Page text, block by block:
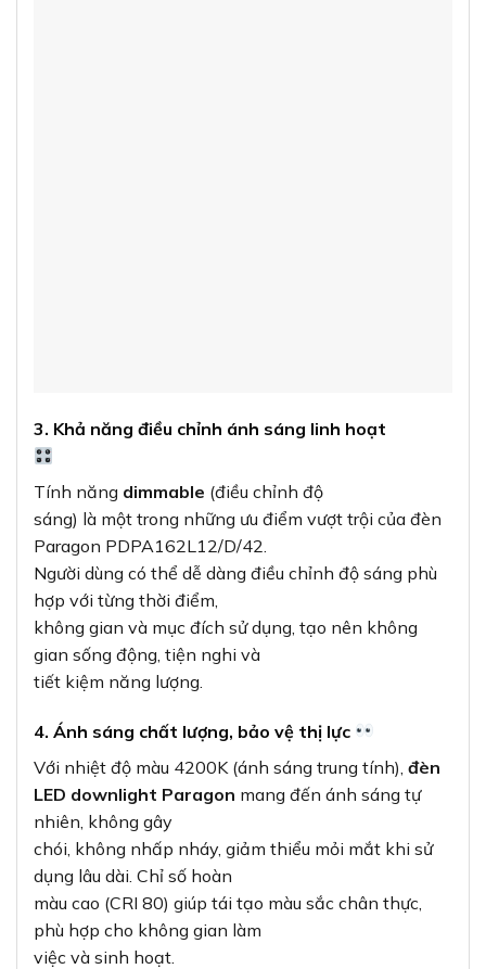
3. Khả năng điều chỉnh ánh sáng linh hoạt
Tính năng dimmable (điều chỉnh độ
sáng) là một trong những ưu điểm vượt trội của đèn
Paragon PDPA162L12/D/42.
Người dùng có thể dễ dàng điều chỉnh độ sáng phù
hợp với từng thời điểm,
không gian và mục đích sử dụng, tạo nên không
gian sống động, tiện nghi và
tiết kiệm năng lượng.
4. Ánh sáng chất lượng, bảo vệ thị lực
Với nhiệt độ màu 4200K (ánh sáng trung tính), đèn
LED downlight Paragon mang đến ánh sáng tự
nhiên, không gây
chói, không nhấp nháy, giảm thiểu mỏi mắt khi sử
dụng lâu dài. Chỉ số hoàn
màu cao (CRI 80) giúp tái tạo màu sắc chân thực,
phù hợp cho không gian làm
việc và sinh hoạt.